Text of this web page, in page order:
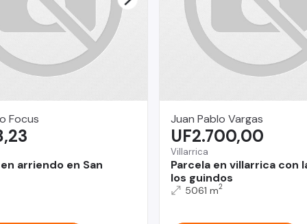
Focus
arriendo en San
Juan Pablo Vargas
Villarrica
Parcela en villarrica con
los guindos
UF2.700,00
5061 m2